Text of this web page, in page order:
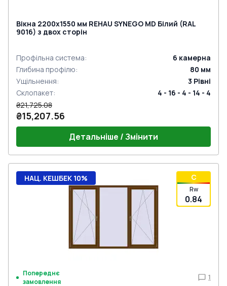
Вікна 2200x1550 мм REHAU SYNEGO MD Білий (RAL
9016) з двох сторін
Профільна система: 6 камерна
Глибина профілю: 80 мм
Ущільнення: 3 Рівні
Склопакет:
4 - 16 - 4 - 14 - 4
₴21,725.08
₴15,207.56
Детальніше / Змінити
C
Rw
0.84
НАЦ. КЕШБЕК 10%
Попереднє
замовлення
1